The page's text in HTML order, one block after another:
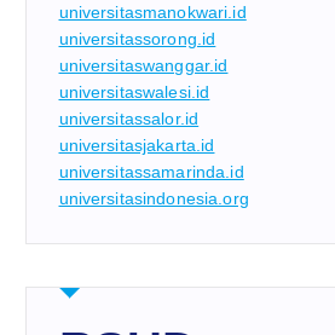
universitasmanokwari.id
universitassorong.id
universitaswanggar.id
universitaswalesi.id
universitassalor.id
universitasjakarta.id
universitassamarinda.id
universitasindonesia.org